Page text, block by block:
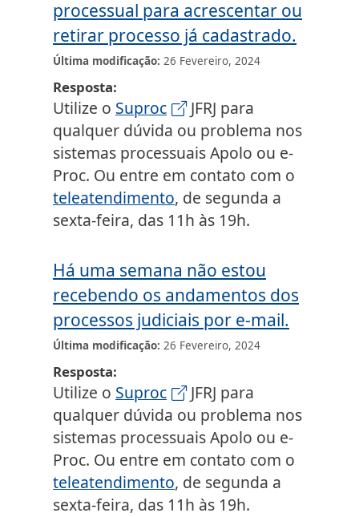
processual para acrescentar ou
retirar processo já cadastrado.
Última modificação 26 Fevereiro, 2024
Resposta
Utilize o Suproc
JFRJ para
qualquer dúvida ou problema nos
sistemas processuais Apolo ou e-
Proc. Ou entre em contato com o
teleatendimento, de segunda a
sexta-feira, das 11h às 19h.
Há uma semana não estou
recebendo os andamentos dos
processos judiciais por e-mail.
Última modificação 26 Fevereiro, 2024
Resposta
Utilize o Suproc
JFRJ para
qualquer dúvida ou problema nos
sistemas processuais Apolo ou e-
Proc. Ou entre em contato com o
teleatendimento, de segunda a
sexta-feira, das 11h às 19h.